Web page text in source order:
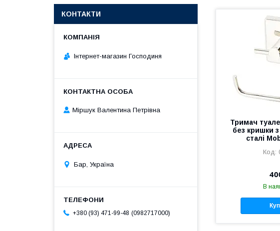
Тримач
без кришки
сталі
В
КОНТАКТИ
Інтернет-магазин Господиня
Міршук Валентина Петрівна
Бар, Україна
+380 (93) 471-99-48 0982717000